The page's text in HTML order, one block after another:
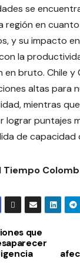
se
región en
y su impacto
la
en bruto. Chile y
altas para
mientras
lograr puntajes
de capacidad
Tiempo
que